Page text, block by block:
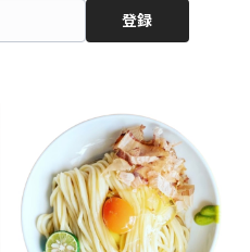
登録